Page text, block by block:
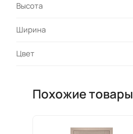
Высота
Ширина
Цвет
Похожие товары